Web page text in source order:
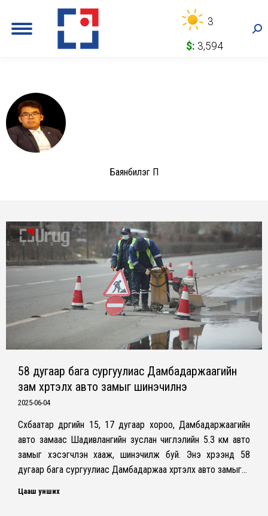
3
$: 3,594
Баянбилэг П
58 дугаар бага сургуулиас Дамбадаржаагийн
зам хүртэлх авто замыг шинэчилнэ
2025-06-04
Сүхбаатар дүүргийн 15, 17 дугаар хороо, Дамбадаржаагийн
авто замаас Шадивлангийн зуслан чиглэлийн 5.3 км авто
замыг хэсэгчлэн хааж, шинэчилж буй. Энэ хүрээнд 58
дугаар бага сургуулиас Дамбадаржаа хүртэлх авто замыг…
Цааш унших